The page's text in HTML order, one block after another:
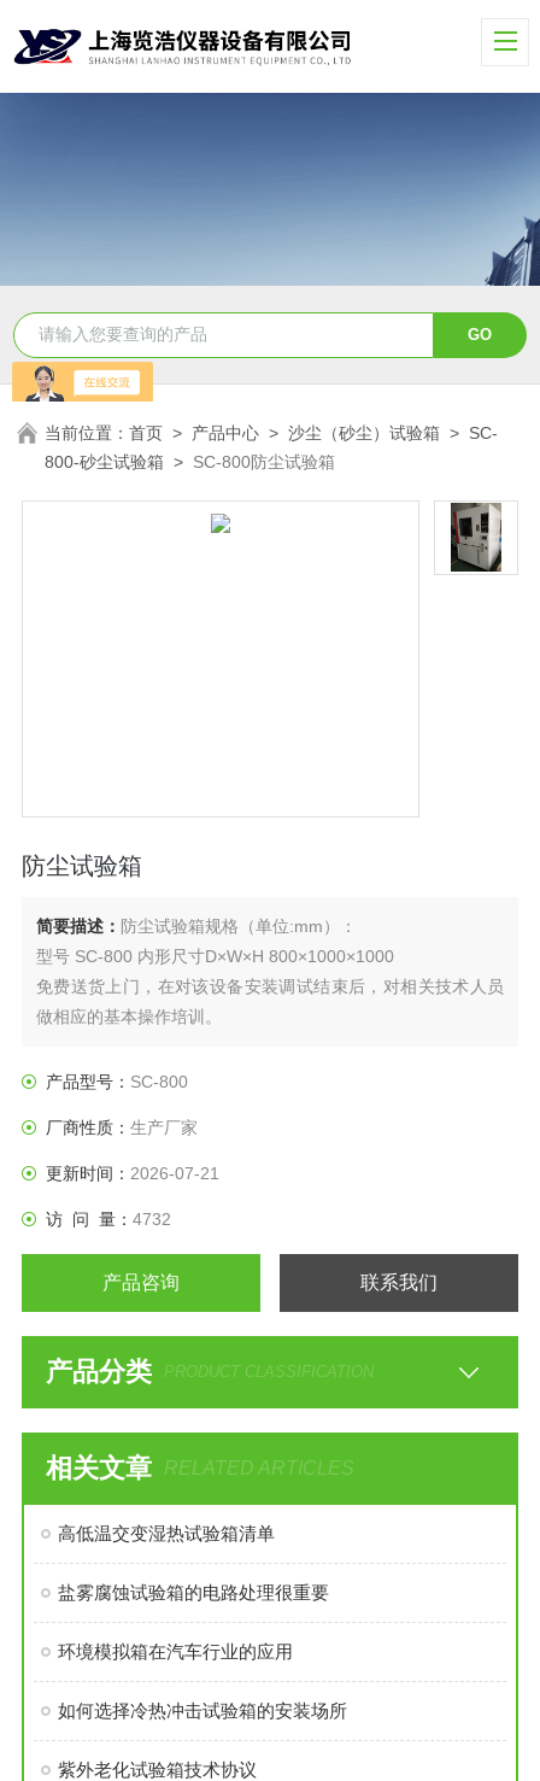
当前位置：首页 > 产品中心 >沙尘（砂尘）试验箱 > SC-
800-砂尘试验箱 > SC-800防尘试验箱
防尘试验箱
简要描述： 防尘试验箱规格（单位:mm）：
型号 SC-800 内形尺寸D×W×H 800×1000×1000
免费送货上门，在对该设备安装调试结束后，对相关技术人员
做相应的基本操作培训。
产品型号： SC-800
厂商性质： 生产厂家
更新时间： 2026-07-21
访 问 量： 4732
产品咨询 联系我们
产品分类 PRODUCT CLASSIFICATION
相关文章 RELATED ARTICLES
高低温交变湿热试验箱清单
盐雾腐蚀试验箱的电路处理很重要
环境模拟箱在汽车行业的应用
如何选择冷热冲击试验箱的安装场所
紫外老化试验箱技术协议